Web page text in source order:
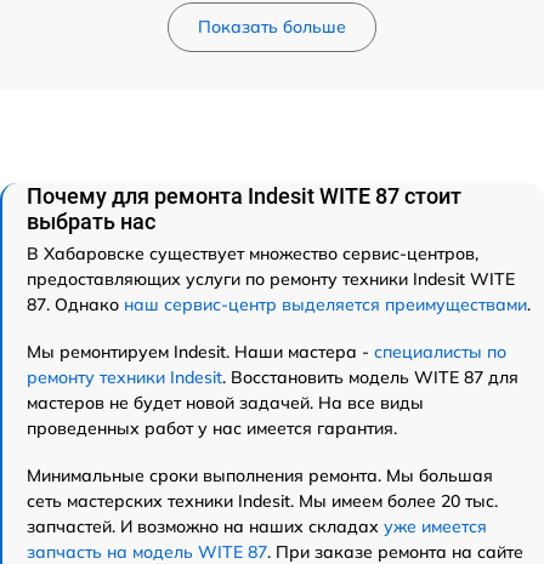
Показать больше
Почему для ремонта Indesit WITE 87 стоит
выбрать нас
В Хабаровске существует множество сервис-центров,
предоставляющих услуги по ремонту техники Indesit WITE
87. Однако наш сервис-центр выделяется преимуществами.
Мы ремонтируем Indesit. Наши мастера - специалисты по
ремонту техники Indesit. Восстановить модель WITE 87 для
мастеров не будет новой задачей. На все виды
проведенных работ у нас имеется гарантия.
Минимальные сроки выполнения ремонта. Мы большая
сеть мастерских техники Indesit. Мы имеем более 20 тыс.
запчастей. И возможно на наших складах уже имеется
запчасть на модель WITE 87. При заказе ремонта на сайте